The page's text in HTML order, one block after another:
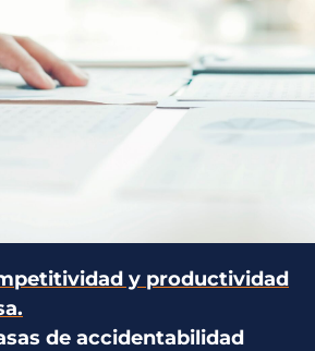
y productividad
de accidentabilidad